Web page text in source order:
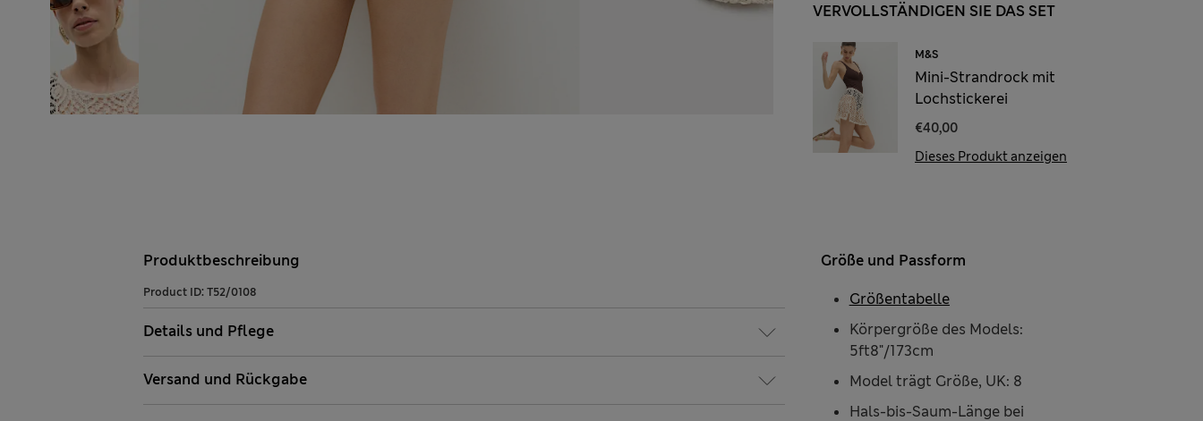
VERVOLLSTÄNDIGEN SIE DAS SET
M&S
Mini-Strandrock mit
Lochstickerei
€40,00
Dieses Produkt anzeigen
Produktbeschreibung
Product ID: T52/0108
Details und Pflege
Versand und Rückgabe
Größe und Passform
Körpergröße des Models:
5ft8"/173cm
Model trägt Größe, UK: 8
Hals-bis-Saum-Länge bei
Größentabelle